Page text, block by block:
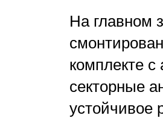
На главном
комплекте
секторные
устойчивое